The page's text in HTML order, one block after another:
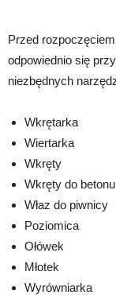
Przed
odpowiednio się
niezbędnych
Wkrętarka
Wiertarka
Wkręty
Wkręty do betonu
Właz do piwnicy
Poziomica
Ołówek
Młotek
Wyrówniarka